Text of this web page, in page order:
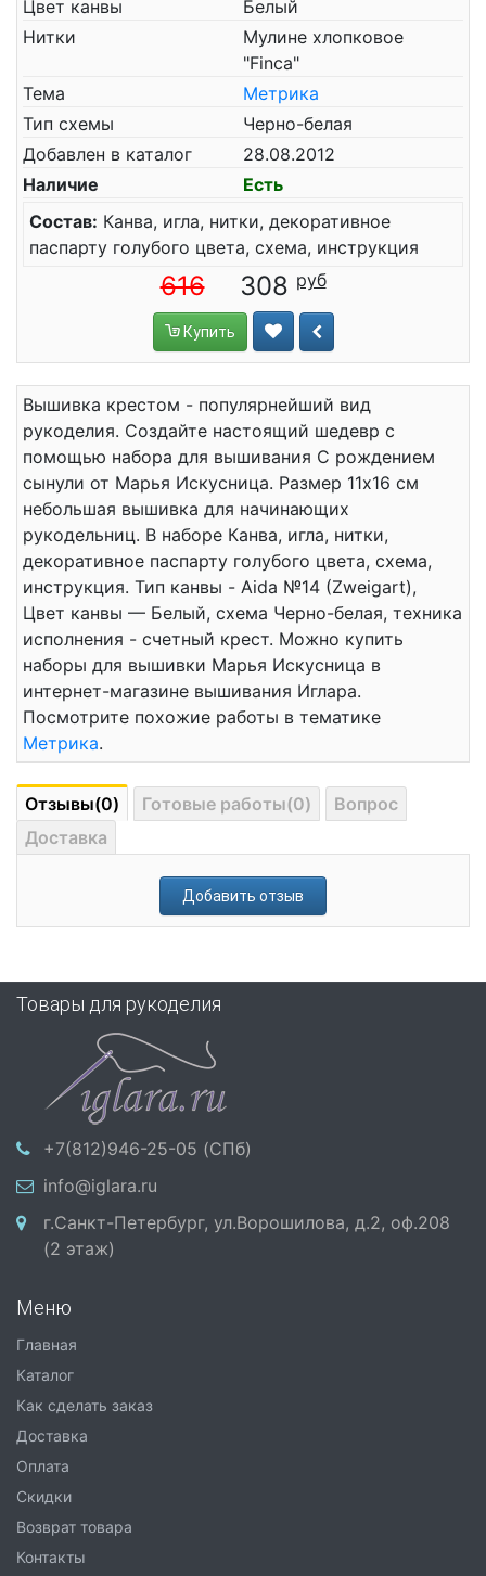
Цвет канвы
Белый
Нитки
Мулине хлопковое
"Finca"
Тема
Метрика
Тип схемы
Черно-белая
Добавлен в каталог
28.08.2012
Наличие
Есть
Состав: Канва, игла, нитки, декоративное
паспарту голубого цвета, схема, инструкция
616 308
Купить
Вышивка крестом - популярнейший вид
рукоделия. Создайте настоящий шедевр с
помощью набора для вышивания С рождением
сынули от Марья Искусница. Размер 11x16 см
небольшая вышивка для начинающих
рукодельниц. В наборе Канва, игла, нитки,
декоративное паспарту голубого цвета, схема,
инструкция. Тип канвы - Aida №14 (Zweigart),
Цвет канвы — Белый, схема Черно-белая, техника
исполнения - счетный крест. Можно купить
наборы для вышивки Марья Искусница в
интернет-магазине вышивания Иглара.
Посмотрите похожие работы в тематике
Метрика.
Отзывы(0) Готовые работы(0)
Вопрос
Доставка
Добавить отзыв
Товары для рукоделия
+7(812)946-25-05 (СПб)
info@iglara.ru
г.Санкт-Петербург, ул.Ворошилова, д.2, оф.208
(2 этаж)
Меню
Главная
Каталог
Как сделать заказ
Доставка
Оплата
Скидки
Возврат товара
Контакты